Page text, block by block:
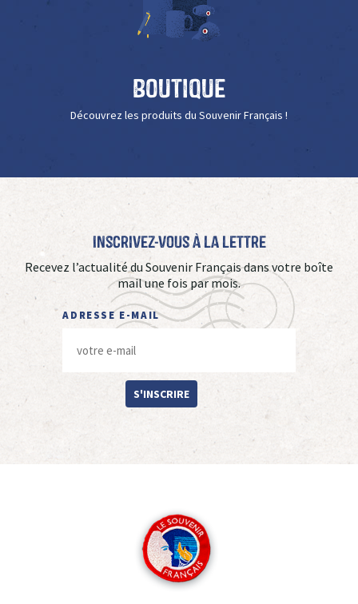
Boutique
Découvrez les produits du Souvenir Français !
Inscrivez-vous à La Lettre
Recevez l’actualité du Souvenir Français dans votre boîte
mail une fois par mois.
ADRESSE E-MAIL
S'INSCRIRE